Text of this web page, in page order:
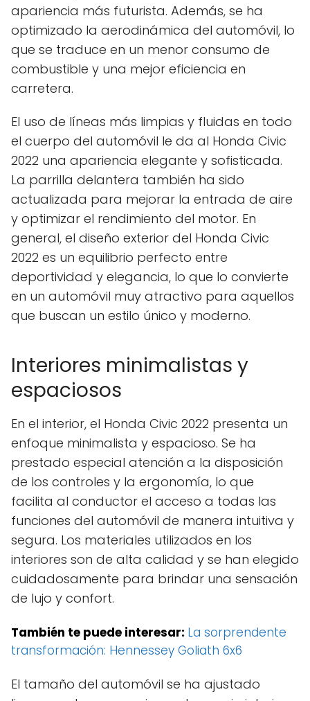
apariencia más futurista. Además, se ha
optimizado la aerodinámica del automóvil, lo
que se traduce en un menor consumo de
combustible y una mejor eficiencia en
carretera.
El uso de líneas más limpias y fluidas en todo
el cuerpo del automóvil le da al Honda Civic
2022 una apariencia elegante y sofisticada.
La parrilla delantera también ha sido
actualizada para mejorar la entrada de aire
y optimizar el rendimiento del motor. En
general, el diseño exterior del Honda Civic
2022 es un equilibrio perfecto entre
deportividad y elegancia, lo que lo convierte
en un automóvil muy atractivo para aquellos
que buscan un estilo único y moderno.
Interiores minimalistas y
espaciosos
En el interior, el Honda Civic 2022 presenta un
enfoque minimalista y espacioso. Se ha
prestado especial atención a la disposición
de los controles y la ergonomía, lo que
facilita al conductor el acceso a todas las
funciones del automóvil de manera intuitiva y
segura. Los materiales utilizados en los
interiores son de alta calidad y se han elegido
cuidadosamente para brindar una sensación
de lujo y confort.
También te puede interesar: La sorprendente
transformación: Hennessey Goliath 6x6
El tamaño del automóvil se ha ajustado